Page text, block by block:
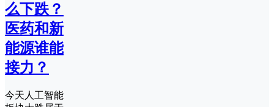
么下跌？
医药和新
能源谁能
接力？
今天人工智能